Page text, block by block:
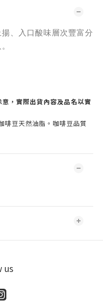
、入口酸味層次豐富分
。
，實際出貨內容及品名以實
啡豆天然油脂。咖啡豆品質
us